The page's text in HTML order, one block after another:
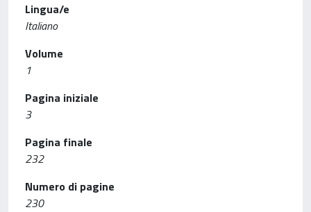
Lingua/e
Italiano
Volume
1
Pagina iniziale
3
Pagina finale
232
Numero di pagine
230